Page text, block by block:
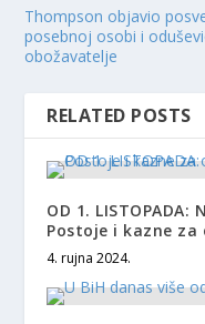
Thompson objavio
posebnoj osobi i
obožavatelje
RELATED POSTS
OD 1.
Postoje i kazne
4. rujna 2024.